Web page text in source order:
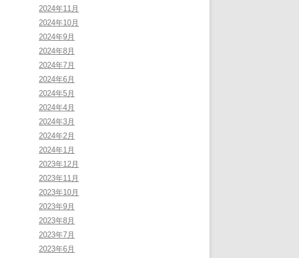
2024年11月
2024年10月
2024年9月
2024年8月
2024年7月
2024年6月
2024年5月
2024年4月
2024年3月
2024年2月
2024年1月
2023年12月
2023年11月
2023年10月
2023年9月
2023年8月
2023年7月
2023年6月